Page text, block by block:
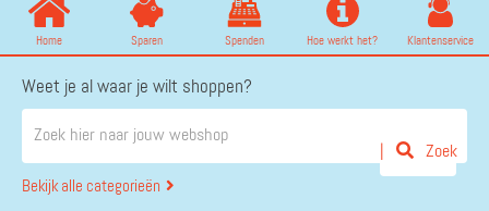
Home Sparen Spenden Hoe werkt het? Klantenservice
Weet je al waar je wilt shoppen?
Bekijk alle categorieën
Zoek